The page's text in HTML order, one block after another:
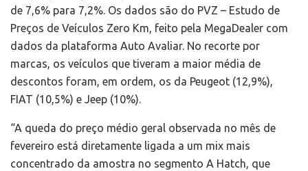
de 7,6% para 7,2%. Os dados são do PVZ – Estudo de
Preços de Veículos Zero Km, feito pela MegaDealer com
dados da plataforma Auto Avaliar. No recorte por
marcas, os veículos que tiveram a maior média de
descontos foram, em ordem, os da Peugeot (12,9%),
FIAT (10,5%) e Jeep (10%).
“A queda do preço médio geral observada no mês de
fevereiro está diretamente ligada a um mix mais
concentrado da amostra no segmento A Hatch, que